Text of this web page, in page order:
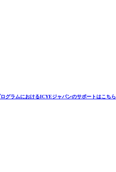
グラムにおけるICYEジャパンのサポートはこちら